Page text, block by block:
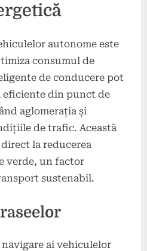
autonome este
consumul de
de conducere pot
eficiente din punct de
aglomerația și
de trafic. Această
la reducerea
verde, un factor
sustenabil.
ai vehiculelor